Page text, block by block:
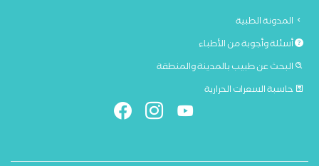
المدونة الطبية
أسئلة وأجوبة من الأطباء
البحث عن طبيب بالمدينة والمنطقة
حاسبة السعرات الحرارية